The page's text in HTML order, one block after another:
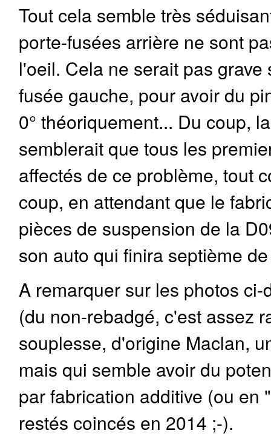
Tout cela semble très
porte-fusées arrière ne sont
l'oeil. Cela ne serait pas
fusée gauche, pour avoir du
0° théoriquement... Du coup,
semblerait que tous les
affectés de ce problème, tout
coup, en attendant que le
pièces de suspension de la
son auto qui finira septième
A remarquer sur les photos
(du non-rebadgé, c'est assez
souplesse, d'origine Maclan,
mais qui semble avoir du
par fabrication additive (ou en
restés coincés en 2014 ;-).